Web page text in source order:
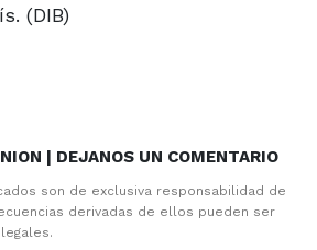
(DIB)
| DEJANOS UN COMENTARIO
son de exclusiva responsabilidad de
derivadas de ellos pueden ser